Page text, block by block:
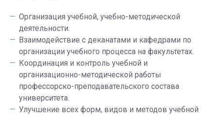
Организация учебной, учебно-методической
деятельности.
Взаимодействие с деканатами и кафедрами по
организации учебного процесса на факультетах.
Координация и контроль учебной и
организационно-методической работы
профессорско-преподавательского состава
университета.
Улучшение всех форм, видов и методов учебной